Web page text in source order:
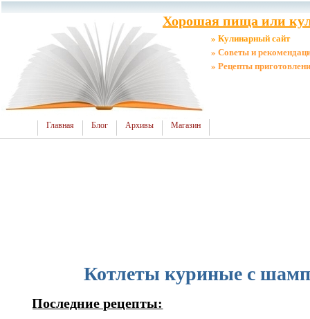
Хорошая пища или
» Кулинарный сайт
» Советы и
» Рецепты
Главная Блог Архивы Магазин
Котлеты куриные с
Последние рецепты: